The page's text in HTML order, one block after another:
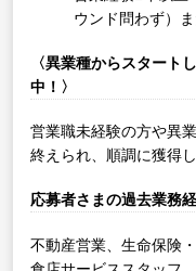
ウンド問わず）
〈異業種からスタート
中！〉
営業職未経験の方や異
終えられ、順調に獲得
応募者さまの過去業務経
不動産営業、生命保険